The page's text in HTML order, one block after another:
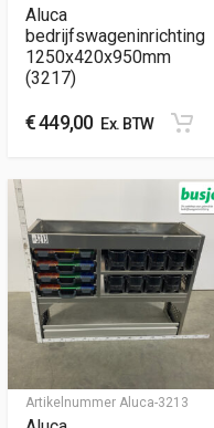
Aluca
bedrijfswageninrichting
1250x420x950mm
(3217)
€449,00Ex. BTW
Artikelnummer Aluca-3213